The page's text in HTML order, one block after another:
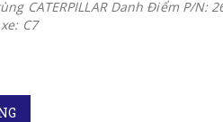
CATERPILLAR Danh Điểm P/N:
C7